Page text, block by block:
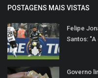
POSTAGENS MAIS VISTAS
Felipe
Santos: "A
Governo